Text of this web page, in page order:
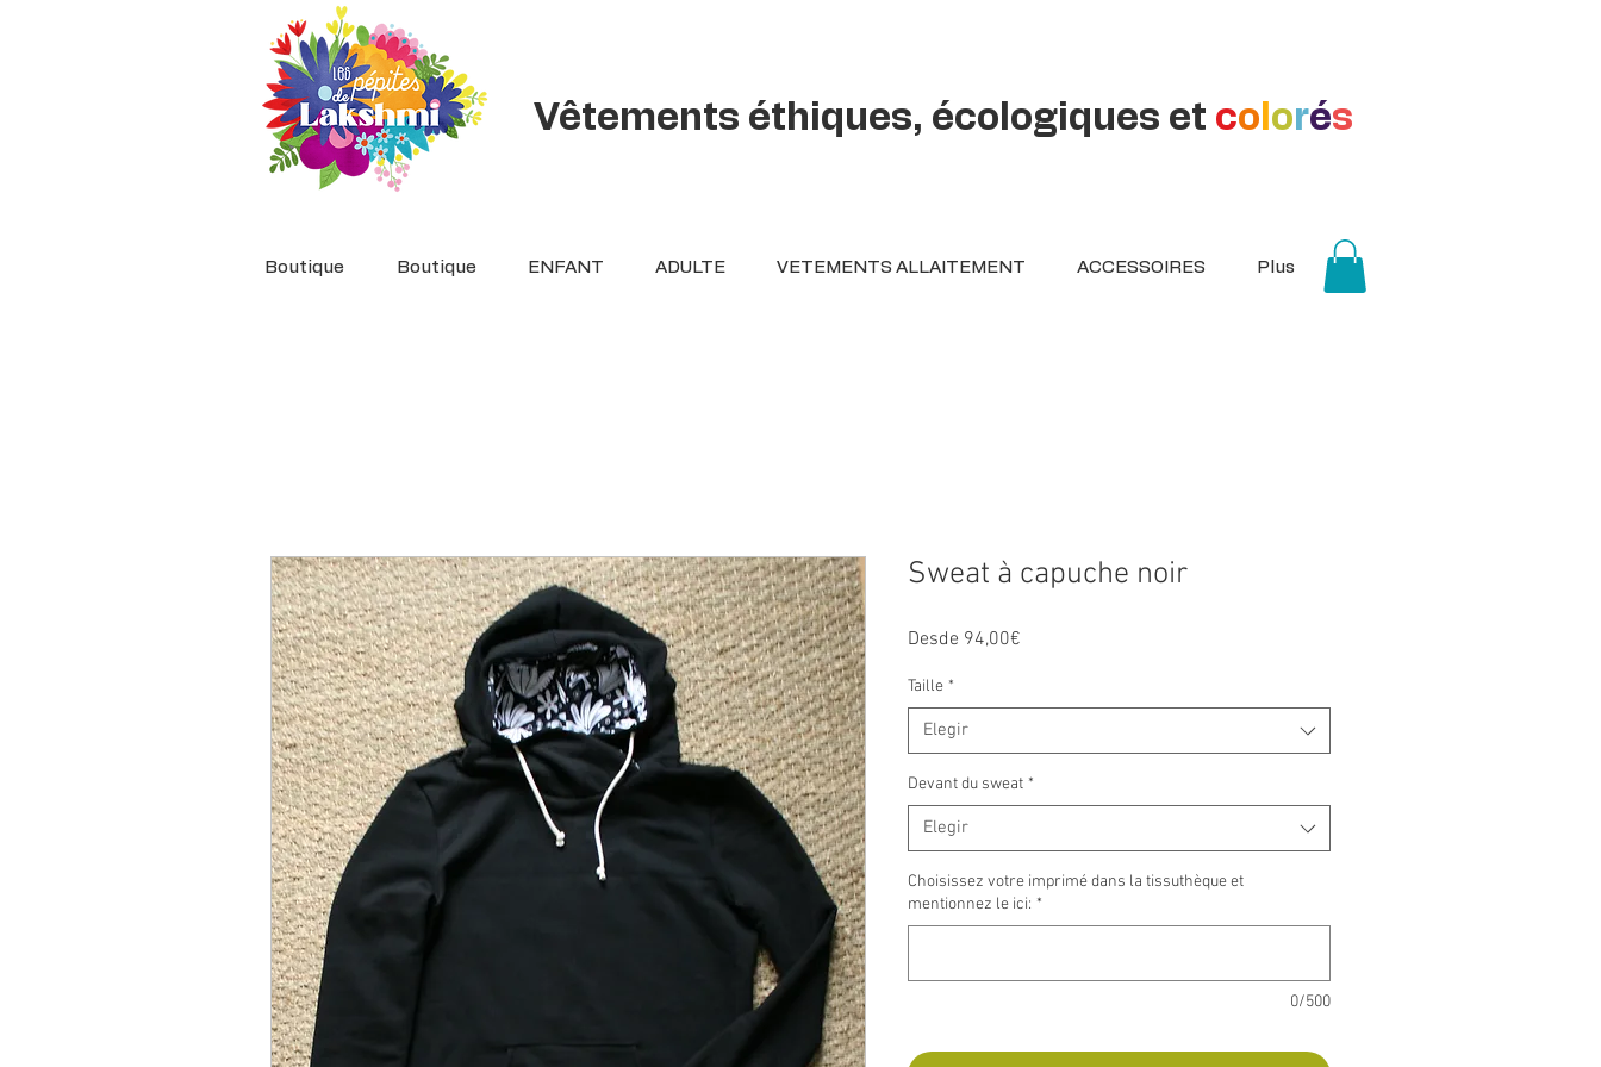
Vêtements éthiques, écologiques et co orés
Boutique Boutique ENFANT ADULTE VETEMENTS ALLAITEMENT ACCESSOIRES Plus
Sweat à capuche noir
Desde 94,00€
Taille *
Elegir
Devant du sweat *
Elegir
Choisissez votre imprimé dans la tissuthèque et
mentionnez le ici: *
0/500